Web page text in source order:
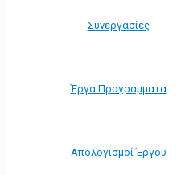
Συνεργασίες
Έργα Προγράμματα
Απολογισμοί Έργου